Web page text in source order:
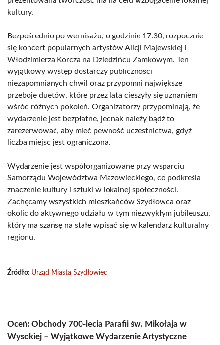
kultury.
Bezpośrednio po wernisażu, o godzinie 17:30, rozpocznie
się koncert popularnych artystów Alicji Majewskiej i
Włodzimierza Korcza na Dziedzińcu Zamkowym. Ten
wyjątkowy występ dostarczy publiczności
niezapomnianych chwil oraz przypomni największe
przeboje duetów, które przez lata cieszyły się uznaniem
wśród różnych pokoleń. Organizatorzy przypominają, że
wydarzenie jest bezpłatne, jednak należy bądź to
zarezerwować, aby mieć pewność uczestnictwa, gdyż
liczba miejsc jest ograniczona.
Wydarzenie jest współorganizowane przy wsparciu
Samorządu Województwa Mazowieckiego, co podkreśla
znaczenie kultury i sztuki w lokalnej społeczności.
Zachęcamy wszystkich mieszkańców Szydłowca oraz
okolic do aktywnego udziału w tym niezwykłym jubileuszu,
który ma szansę na stałe wpisać się w kalendarz kulturalny
regionu.
Źródło: Urząd Miasta Szydłowiec
Oceń: Obchody 700-lecia Parafii św. Mikołaja w
Wysokiej – Wyjątkowe Wydarzenie Artystyczne